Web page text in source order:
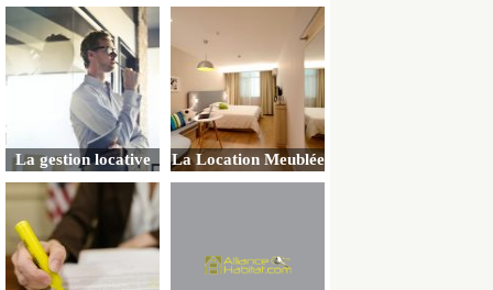
La gestion locative La Location Meublée